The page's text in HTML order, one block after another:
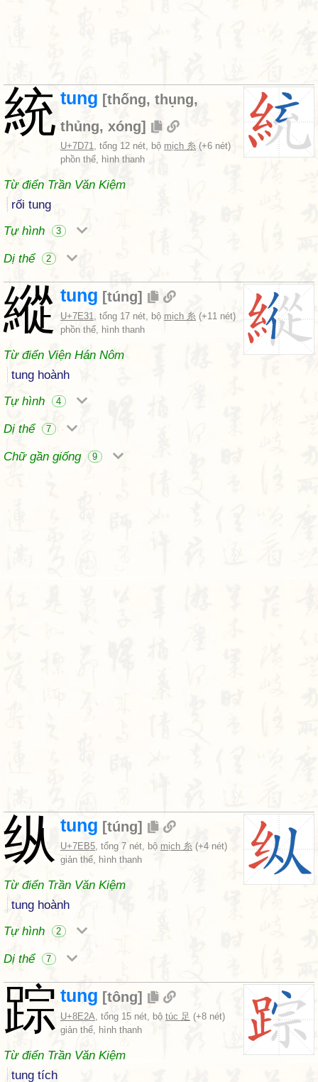
統 tung [thống, thụng,
thủng, xóng]
U+7D71, tổng 12 nét, bộ mịch 糸 (+6 nét)
phồn thể, hình thanh
Từ điển Trần Văn Kiệm
rối tung
Tự hình
3
Dị thể 2
縱 tung [túng]
U+7E31, tổng 17 nét, bộ mịch 糸 (+11 nét)
phồn thể, hình thanh
Từ điển Viện Hán Nôm
tung hoành
Tự hình
4
Dị thể 7
Chữ gần giống 9
纵 tung [túng]
U+7EB5, tổng 7 nét, bộ mịch 糸 (+4 nét)
giản thể, hình thanh
Từ điển Trần Văn Kiệm
tung hoành
Tự hình
2
Dị thể 7
踪 tung [tông]
U+8E2A, tổng 15 nét, bộ túc 足 (+8 nét)
giản thể, hình thanh
Từ điển Trần Văn Kiệm
tung tích